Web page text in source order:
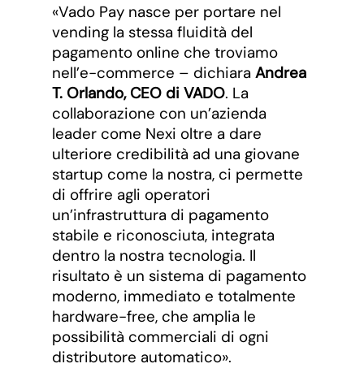
«Vado Pay nasce per portare nel
vending la stessa fluidità del
pagamento online che troviamo
nell’e-commerce – dichiara Andrea
T. Orlando, CEO di VADO. La
collaborazione con un’azienda
leader come Nexi oltre a dare
ulteriore credibilità ad una giovane
startup come la nostra, ci permette
di offrire agli operatori
un’infrastruttura di pagamento
stabile e riconosciuta, integrata
dentro la nostra tecnologia. Il
risultato è un sistema di pagamento
moderno, immediato e totalmente
hardware-free, che amplia le
possibilità commerciali di ogni
distributore automatico».